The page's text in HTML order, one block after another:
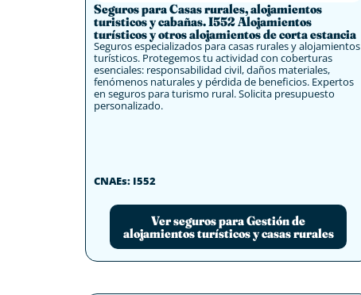
Seguros para Casas rurales, alojamientos
turisticos y cabañas. I552 Alojamientos
turísticos y otros alojamientos de corta estancia
Seguros especializados para casas rurales y alojamientos
turísticos. Protegemos tu actividad con coberturas
esenciales: responsabilidad civil, daños materiales,
fenómenos naturales y pérdida de beneficios. Expertos
en seguros para turismo rural. Solicita presupuesto
personalizado.
CNAEs: I552
Ver seguros para Gestión de
alojamientos turísticos y casas rurales